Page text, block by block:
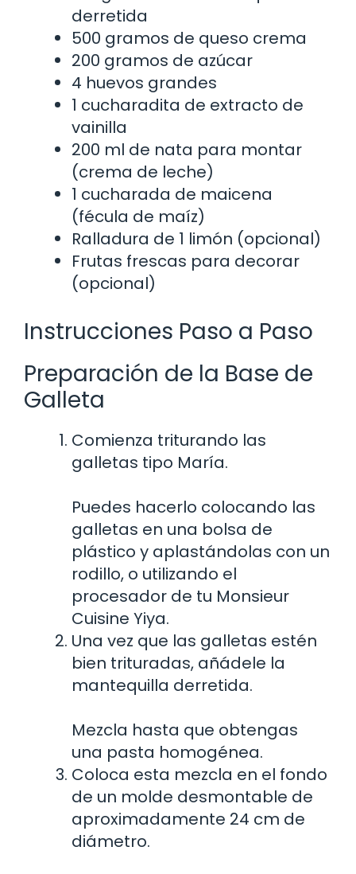
derretida
500 gramos de queso crema
200 gramos de azúcar
4 huevos grandes
1 cucharadita de extracto de
vainilla
200 ml de nata para montar
(crema de leche)
1 cucharada de maicena
(fécula de maíz)
Ralladura de 1 limón (opcional)
Frutas frescas para decorar
(opcional)
Instrucciones Paso a Paso
Preparación de la Base de
Galleta
Comienza triturando las
galletas tipo María.
Puedes hacerlo colocando las
galletas en una bolsa de
plástico y aplastándolas con un
rodillo, o utilizando el
procesador de tu Monsieur
Cuisine Yiya.
Una vez que las galletas estén
bien trituradas, añádele la
mantequilla derretida.
Mezcla hasta que obtengas
una pasta homogénea.
Coloca esta mezcla en el fondo
de un molde desmontable de
aproximadamente 24 cm de
diámetro.